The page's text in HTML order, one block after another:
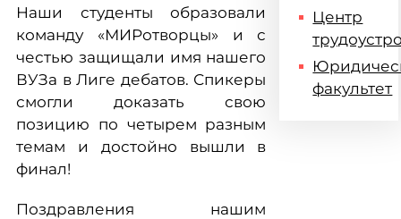
Наши студенты образовали
команду «МИРотворцы» и с
честью защищали имя нашего
ВУЗа в Лиге дебатов. Спикеры
смогли доказать свою
позицию по четырем разным
темам и достойно вышли в
финал!
Поздравления нашим
Центр
факультет